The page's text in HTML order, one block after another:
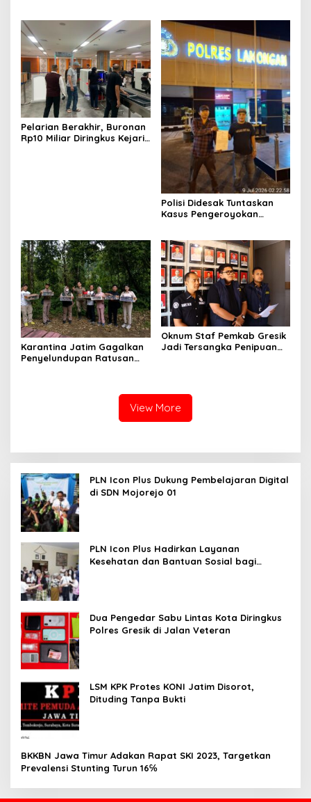
Pelarian Berakhir, Buronan
Rp10 Miliar Diringkus Kejari
Polisi Didesak Tuntaskan
Kasus Pengeroyokan
Karantina Jatim Gagalkan
Penyelundupan Ratusan
Oknum Staf Pemkab Gresik
Jadi Tersangka Penipuan
View More
PLN Icon Plus Dukung Pembelajaran Digital
di SDN Mojorejo 01
PLN Icon Plus Hadirkan Layanan
Kesehatan dan Bantuan Sosial bagi
Dua Pengedar Sabu Lintas Kota Diringkus
Polres Gresik di Jalan Veteran
LSM KPK Protes KONI Jatim Disorot,
Dituding Tanpa Bukti
BKKBN Jawa Timur Adakan Rapat SKI 2023, Targetkan
Prevalensi Stunting Turun 16℅